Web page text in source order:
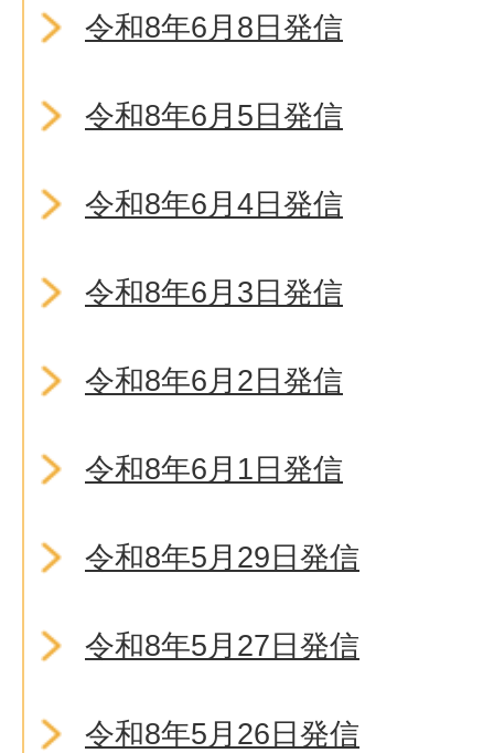
令和8年6月8日発信
令和8年6月5日発信
令和8年6月4日発信
令和8年6月3日発信
令和8年6月2日発信
令和8年6月1日発信
令和8年5月29日発信
令和8年5月27日発信
令和8年5月26日発信